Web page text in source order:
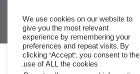
We use cookies on our website to
give you the most relevant
experience by remembering your
preferences and repeat visits. By
clicking “Accept”, you consent to the
use of ALL the cookies.
x
לסדרות
ומסלולי לימוד באתר